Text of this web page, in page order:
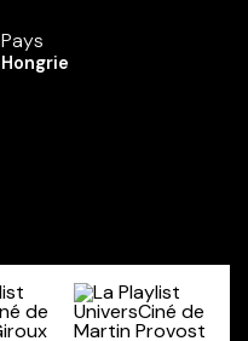
Pays
Hongrie